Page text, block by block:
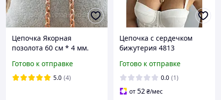
Цепочка Якорная
позолота 60 см * 4 мм.
золото (mar jewelry)
Готово к отправке
5.0 (4)
Цепочка с сердечком
бижутерия 4813
Готово к отправке
0.0 (1)
от52₴/мес